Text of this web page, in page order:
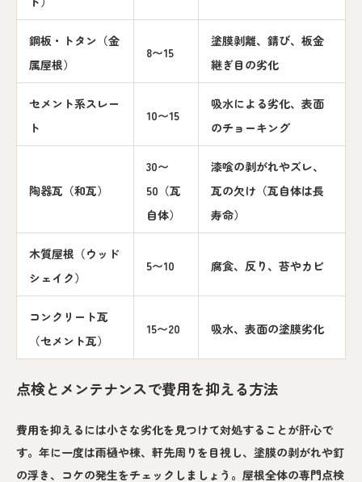
鋼板・トタン（金
属屋根）
8〜15
塗膜剥離、錆び、板金
継ぎ目の劣化
セメント系スレー
ト
10〜15
吸水による劣化、表面
のチョーキング
陶器瓦（和瓦）
30〜
50（瓦
自体）
漆喰の剥がれやズレ、
瓦の欠け（瓦自体は長
寿命）
木質屋根（ウッド
シェイク）
5〜10 腐食、反り、苔やカビ
コンクリート瓦
（セメント瓦）
15〜20 吸水、表面の塗膜劣化
点検とメンテナンスで費用を抑える方法
費用を抑えるには小さな劣化を見つけて対処することが肝心で
す。年に一度は雨樋や棟、軒先周りを目視し、塗膜の剥がれや釘
の浮き、コケの発生をチェックしましょう。屋根全体の専門点検